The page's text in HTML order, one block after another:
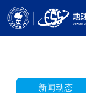
新闻动态